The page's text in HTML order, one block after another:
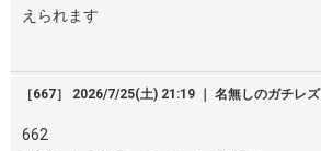
えられます
［667］ 2026/7/25(土) 21:19 ｜ 名無しのガチレズ
662